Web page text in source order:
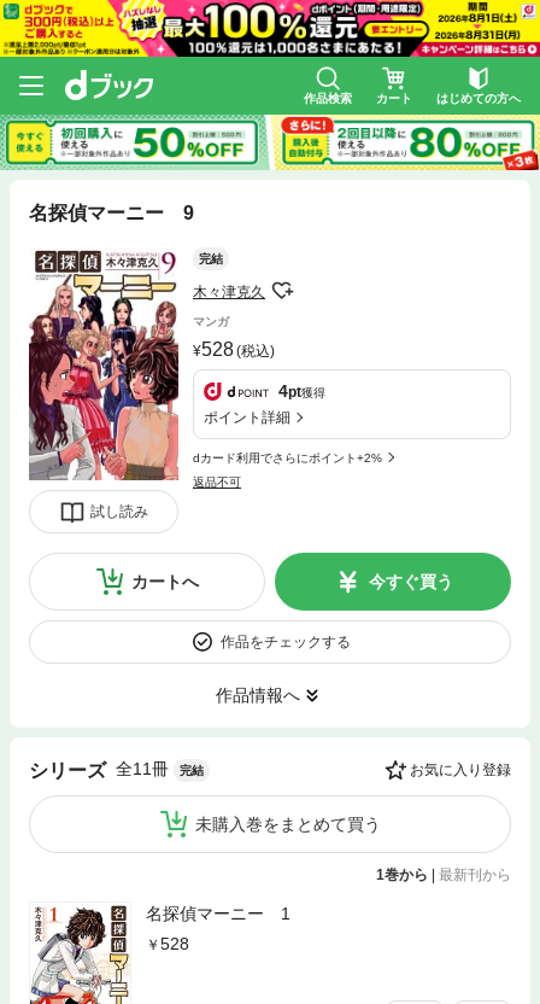
作品検索 カート はじめての方へ
名探偵マーニー 9
試し読み
完結
木々津克久
マンガ
528(税込)
4pt獲得
ポイント詳細
dカード利用でさらにポイント+2%
返品不可
カートへ 今すぐ買う
作品をチェックする
作品情報へ
シリーズ 全11冊 完結 お気に入り登録
未購入巻をまとめて買う
1巻から | 最新刊から
名探偵マーニー 1
528